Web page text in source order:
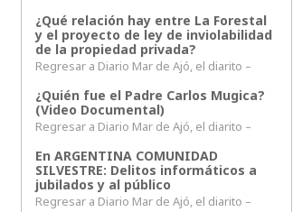
¿Qué relación hay entre La Forestal
y el proyecto de ley de inviolabilidad
de la propiedad privada?
Regresar a Diario Mar de Ajó, el diarito –
¿Quién fue el Padre Carlos Mugica?
(Video Documental)
Regresar a Diario Mar de Ajó, el diarito –
En ARGENTINA COMUNIDAD
SILVESTRE: Delitos informáticos a
jubilados y al público
Regresar a Diario Mar de Ajó, el diarito –